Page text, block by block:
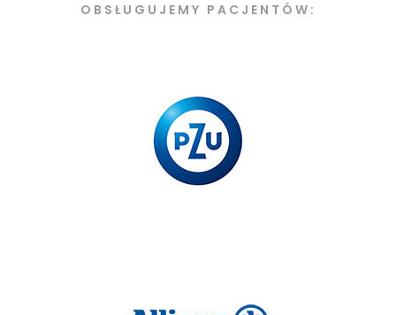
OBSŁUGUJEMY PACJENTÓW: